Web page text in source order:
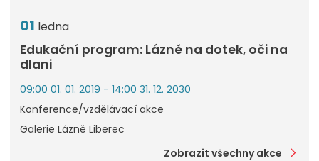
01 ledna
Edukační program: Lázně na dotek, oči na
dlani
09:00 01. 01. 2019 - 14:00 31. 12. 2030
Konference/vzdělávací akce
Galerie Lázně Liberec
Zobrazit všechny akce